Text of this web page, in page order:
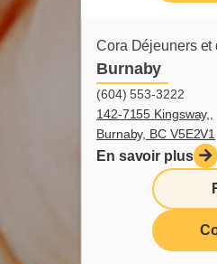
Cora Déjeuners et
Burnaby
(604) 553-3222
142-7155 Kingsway,,
Burnaby, BC V5E2V1
En savoir plus